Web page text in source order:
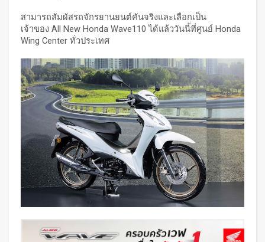
สามารถสัมผัสรถจักรยานยนต์คันจริงและเลือกเป็น
เจ้าของ All New Honda Wave110 ได้แล้ววันนี้ที่ศูนย์ Honda
Wing Center ทั่วประเทศ